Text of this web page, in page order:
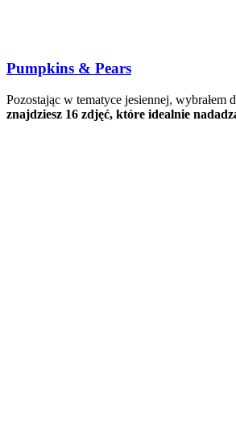
Pumpkins & Pears
Pozostając w tematyce jesiennej,
znajdziesz 16 zdjęć, które idealnie